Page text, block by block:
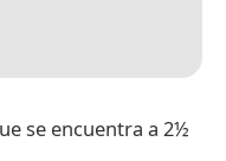
se encuentra a 2½